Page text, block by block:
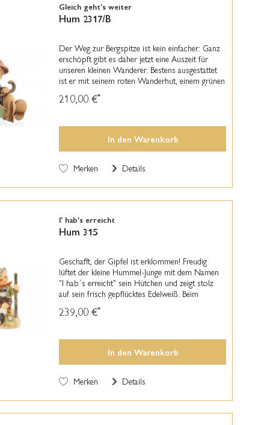
Gleich geht's weiter
Hum 2317/B
Der Weg zur Bergspitze ist kein einfacher: Ganz
erschöpft gibt es daher jetzt eine Auszeit für
unseren kleinen Wanderer. Bestens ausgestattet
ist er mit seinem roten Wanderhut, einem grünen
Halstuch und seinem Wanderstock. Eine weiße...
210,00 €*
In den Warenkorb
Merken Details
I' hab's erreicht
Hum 315
Geschafft, der Gipfel ist erklommen! Freudig
lüftet der kleine Hummel-Junge mit dem Namen
"I hab´s erreicht" sein Hütchen und zeigt stolz
auf sein frisch gepflücktes Edelweiß. Beim
Hummel-Figur...
239,00 €*
In den Warenkorb
Merken Details